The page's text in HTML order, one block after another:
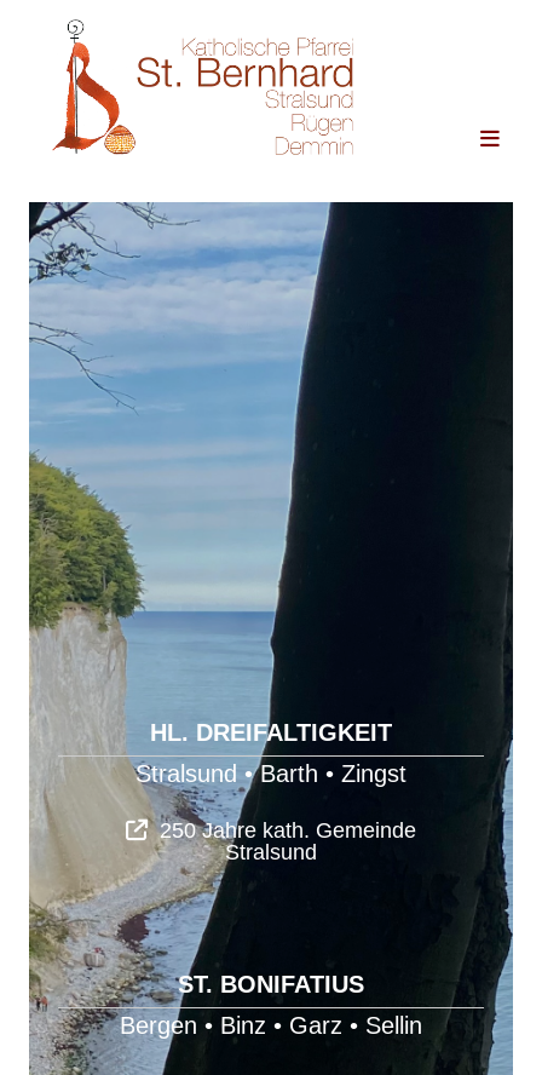
Zum Inhalt springen
HL. DREIFALTIGKEIT
Stralsund •Barth • Zingst
250 Jahre kath. Gemeinde
Stralsund
ST. BONIFATIUS
Bergen • Binz • Garz • Sellin